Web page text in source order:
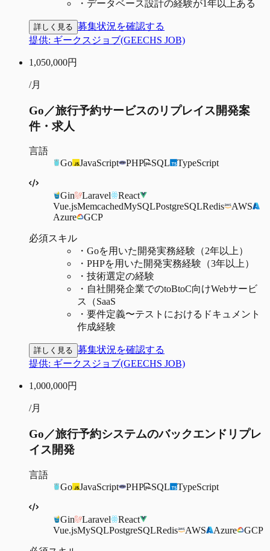
・ データベース設計の経験が1年以上ある
詳しく見る 募集状況を確認する
提供: ギークスジョブ(GEECHS JOB)
1,050,000円
/月
Go／旅行予約サービスのリプレイス開発案
件・求人
言語
Go
JavaScript PHP SQL TypeScript
Gin Laravel
React
Vue.jsMemcachedMySQLPostgreSQLRedis
AWS
Azure
GCP
必須スキル
・ Goを用いた開発実務経験（2年以上）
・ PHPを用いた開発実務経験（3年以上）
・ 技術選定の経験
・ 自社開発企業でのtoBtoC向けWebサービ
ス（SaaS
・ 要件定義〜テストにおけるドキュメント
作成経験
詳しく見る 募集状況を確認する
提供: ギークスジョブ(GEECHS JOB)
1,000,000円
/月
Go／旅行予約システムのバックエンドリプレ
イス開発
言語
Go
JavaScript PHP SQL TypeScript
Gin Laravel
React
Vue.jsMySQLPostgreSQLRedis AWS Azure GCP